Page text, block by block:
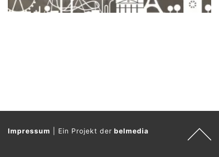
Impressum Ein Projekt derbelmedia